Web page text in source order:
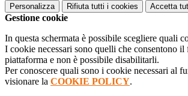
Personalizza Rifiuta tutti i cookies Accetta
Gestione cookie
In questa schermata è possibile scegliere quali
I cookie necessari sono quelli che consentono il
piattaforma e non è possibile disabilitarli.
Per conoscere quali sono i cookie necessari al
visionare la COOKIE POLICY.